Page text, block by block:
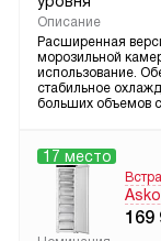
Описание
Расширенная
морозильной
использование.
стабильное
больших объемов
17 место
169